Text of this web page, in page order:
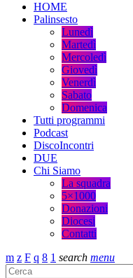
HOME
Palinsesto
Lunedì
Martedì
Mercoledì
Giovedì
Venerdì
Sabato
Domenica
Tutti programmi
Podcast
DiscoIncontri
DUE
Chi Siamo
La squadra
5×1000
Donazioni
Diocesi
Contatti
search menu